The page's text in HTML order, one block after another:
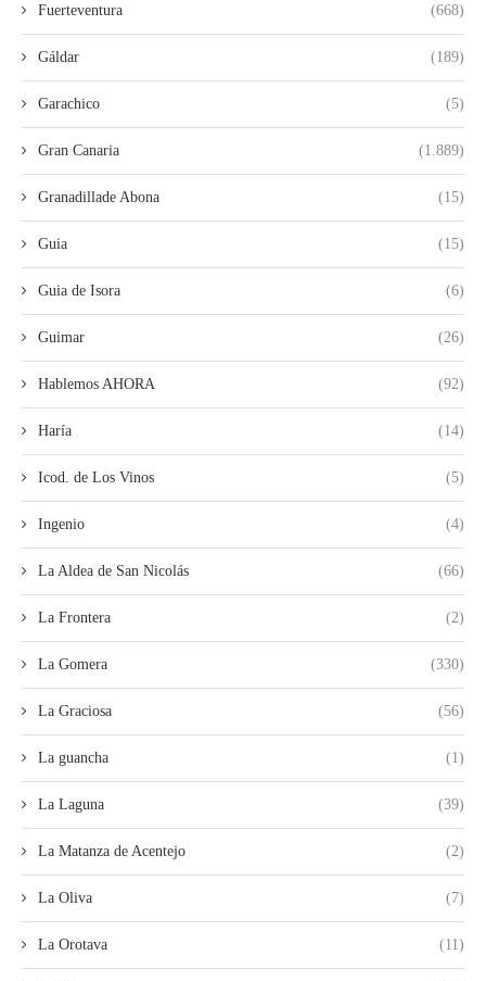
Fuerteventura (668)
Gáldar (189)
Garachico (5)
Gran Canaria (1.889)
Granadillade Abona (15)
Guia (15)
Guia de Isora (6)
Guimar (26)
Hablemos AHORA (92)
Haría (14)
Icod. de Los Vinos (5)
Ingenio (4)
La Aldea de San Nicolás (66)
La Frontera (2)
La Gomera (330)
La Graciosa (56)
La guancha (1)
La Laguna (39)
La Matanza de Acentejo (2)
La Oliva (7)
La Orotava (11)